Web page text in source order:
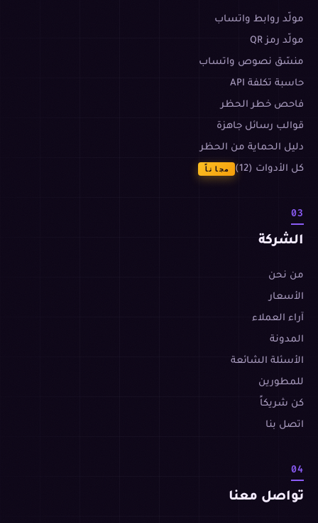
مولّد روابط واتساب
مولّد رمز QR
منسّق نصوص واتساب
حاسبة تكلفة API
فاحص خطر الحظر
قوالب رسائل جاهزة
دليل الحماية من الحظر
كل الأدوات (12)
مجاناً
03
الشركة
من نحن
الأسعار
آراء العملاء
المدونة
الأسئلة الشائعة
للمطورين
كن شريكاً
اتصل بنا
04
تواصل معنا